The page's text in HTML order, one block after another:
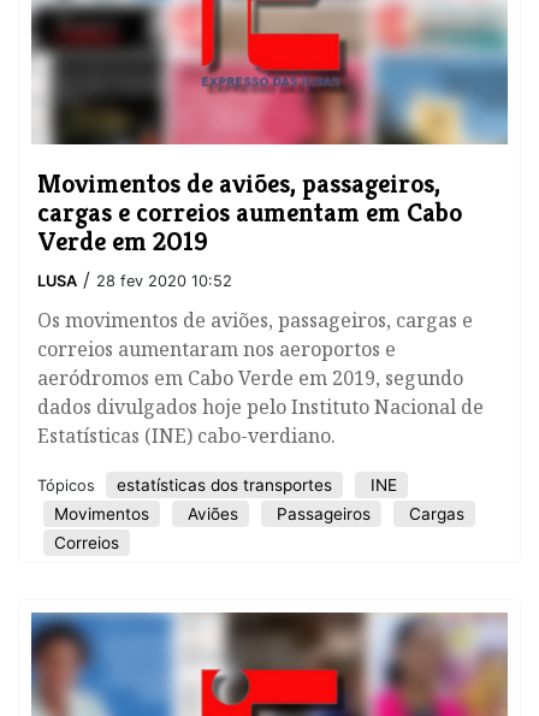
Movimentos de aviões, passageiros,
cargas e correios aumentam em Cabo
Verde em 2019
LUSA / 28 fev 2020 10:52
Os movimentos de aviões, passageiros, cargas e
correios aumentaram nos aeroportos e
aeródromos em Cabo Verde em 2019, segundo
dados divulgados hoje pelo Instituto Nacional de
Estatísticas (INE) cabo-verdiano.
Tópicos estatísticas dos transportes
INE
Movimentos
Aviões Passageiros
Cargas
Correios